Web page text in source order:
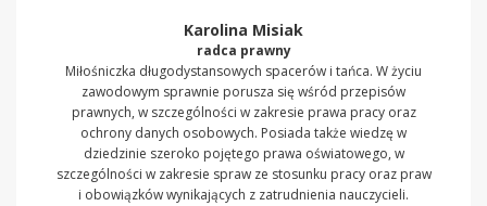
Karolina Misiak
radca prawny
Miłośniczka długodystansowych spacerów i tańca. W życiu
zawodowym sprawnie porusza się wśród przepisów
prawnych, w szczególności w zakresie prawa pracy oraz
ochrony danych osobowych. Posiada także wiedzę w
dziedzinie szeroko pojętego prawa oświatowego, w
szczególności w zakresie spraw ze stosunku pracy oraz praw
i obowiązków wynikających z zatrudnienia nauczycieli.